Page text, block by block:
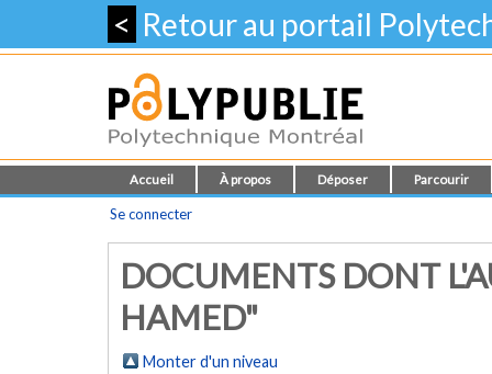
< Retour au portail
Accueil À propos Déposer Parcourir
Se connecter
DOCUMENTS DONT
HAMED"
Monter d'un niveau